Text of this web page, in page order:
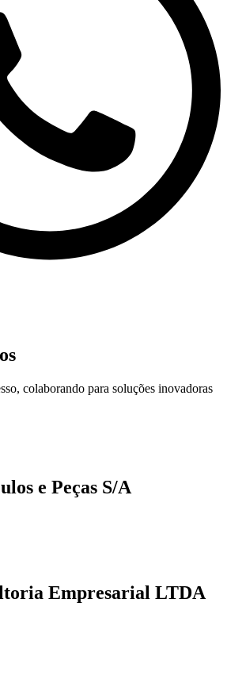
colaborando para soluções inovadoras
e Peças S/A
Empresarial LTDA